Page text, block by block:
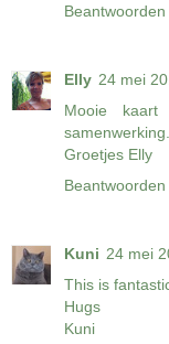
Beantwoorden
Elly 24 mei
Mooie
samenwerking.
Groetjes Elly
Beantwoorden
Kuni 24 mei
This is
Hugs
Kuni